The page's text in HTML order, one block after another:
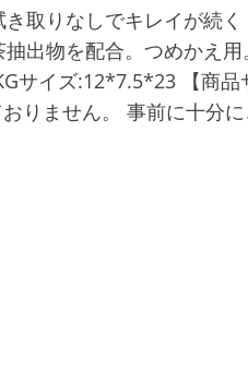
取りなしでキレイが続
出物を配合。つめかえ
サイズ:12*7.5*23 【商
りません。 事前に十分